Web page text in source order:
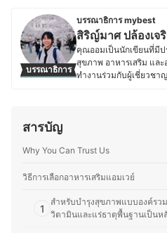
บรรณาธิการ
บรรณาธิการ mybest
สิริญ์มาศ ปล้องเจ
คุณออมเป็นนักเขียนที่มี
สุขภาพ อาหารเสริม แล
ทำงานร่วมกับผู้เชี่ยวชา
ทำให้เธอได้เรียนรู้แนว
สุขภาพแบบองค์รวม ทำ
เชื่อว่าการเลือกกินที่ดีแล
สิ่งที่ช่วยให้สุขภาพดีขึ้นอ
สารบัญ
Why You Can Trust Us
วิธีการเลือกอาหารเสริมแอมเวย์
1
สำหรับบำรุงสุขภาพแบบองค์รว
วิตามินและแร่ธาตุพื้นฐานเป็นห